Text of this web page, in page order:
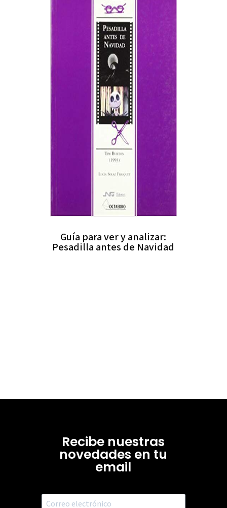
Guía para ver y analizar:
Pesadilla antes de Navidad
Recibe nuestras
novedades en tu
email